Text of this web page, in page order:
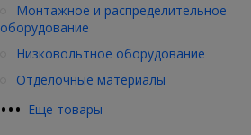
••• Еще товары
Монтажное и распределительное
оборудование
Низковольтное оборудование
Отделочные материалы